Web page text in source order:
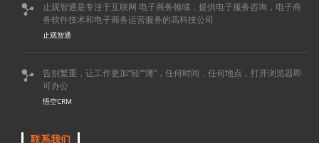

止观智通是专注于互联网 电子商务领域，提供电子服务咨询，电子商
务软件技术和电子商务运营服务的高科技公司
止观智通

告别繁重，让工作更加“轻”“薄”，任何时间，任何地点，打开浏览器即
可办公
悟空CRM
联系我们